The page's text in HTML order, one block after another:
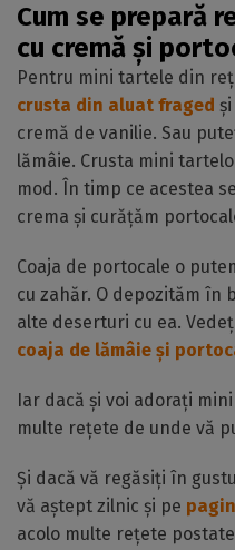
Cum se prepară
cu cremă și
Pentru mini tartele din
crusta din aluat fraged
cremă de vanilie. Sau
lămâie. Crusta mini
mod. În timp ce acestea
crema și curățăm
Coaja de portocale o
cu zahăr. O depozităm în
alte deserturi cu ea.
coaja de lămâie și
Iar dacă și voi adorați
multe rețete de unde vă
Și dacă vă regăsiți în
vă aștept zilnic și pe
acolo multe rețete